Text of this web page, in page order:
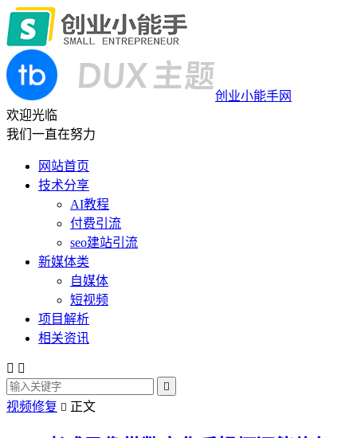
创业小能手网
欢迎光临
我们一直在努力
网站首页
技术分享
AI教程
付费引流
seo建站引流
新媒体类
自媒体
短视频
项目解析
相关资讯
 

视频修复  正文